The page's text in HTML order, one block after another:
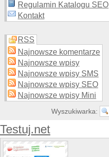
Regulamin Katalogu SEO
Kontakt
RSS
Najnowsze komentarze
Najnowsze wpisy
Najnowsze wpisy SMS
Najnowsze wpisy SEO
Najnowsze wpisy Mini
Wyszukiwarka:
Testuj.net